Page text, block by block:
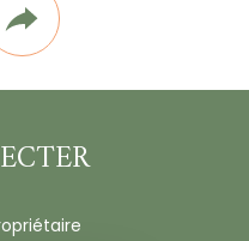
Plus
de
partage